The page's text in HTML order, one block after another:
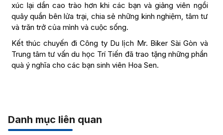
xúc lại dần cao trào hơn khi các bạn và giảng viên ngồi
quây quần bên lửa trại, chia sẻ những kinh nghiệm, tâm tư
và trăn trở của mình và cuộc sống.
Kết thúc chuyến đi Công ty Du lịch Mr. Biker Sài Gòn và
Trung tâm tư vấn du học Trí Tiến đã trao tặng những phần
quà ý nghĩa cho các bạn sinh viên Hoa Sen.
Danh mục liên quan